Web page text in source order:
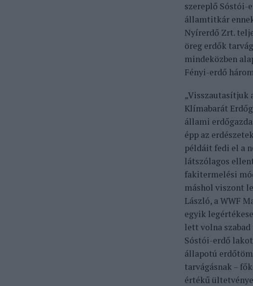
szereplő Sóstói-
államtitkár
Nyírerdő Zrt.
öreg erdők
mindeközben
Fényi-erdő
„Visszautasítjuk
Klímabarát
állami
épp az
példáit fedi el a
látszólagos
fakitermelési
máshol viszont
László, a WWF
egyik
lett volna
Sóstói-erdő
állapotú
tarvágásnak –
értékű